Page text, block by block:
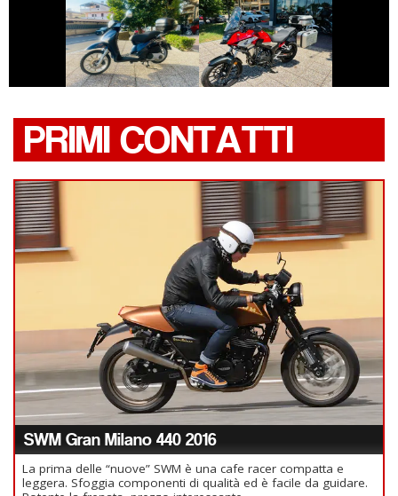
PIAGGIO LIBERTY HONDA CB-500
PRIMI CONTATTI
SWM Gran Milano 440 2016
La prima delle “nuove” SWM è una cafe racer compatta e
leggera. Sfoggia componenti di qualità ed è facile da guidare.